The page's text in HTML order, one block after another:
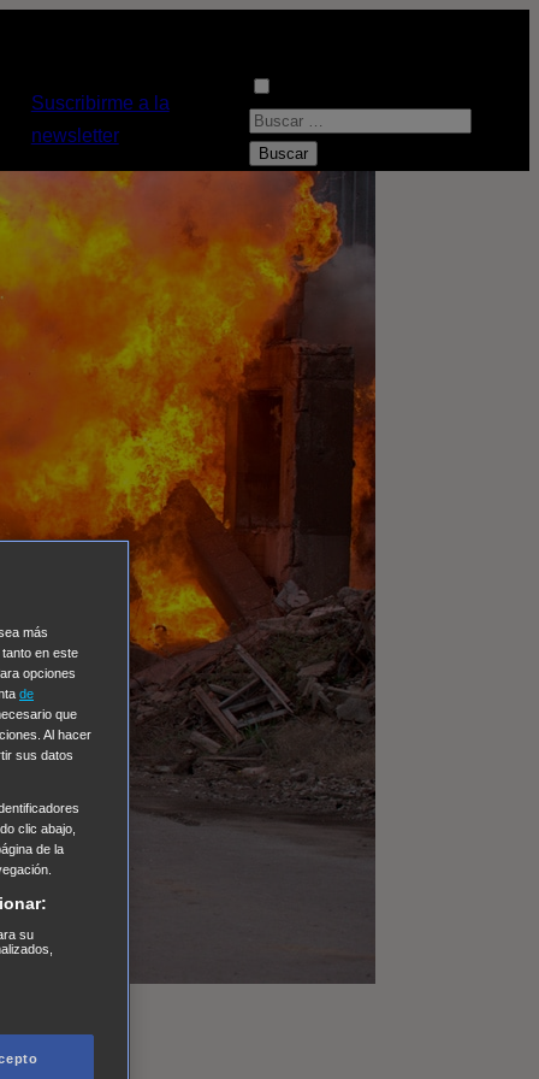
Suscribirme a la
newsletter
B
a
r
más
en este
opciones
de
que
Al hacer
sus datos
clic abajo,
de la
su